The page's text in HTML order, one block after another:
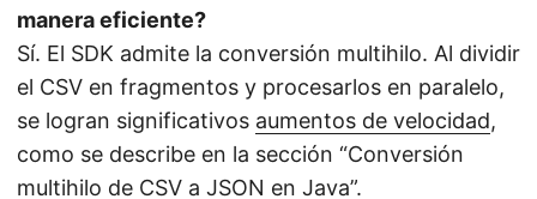
manera eficiente?
Sí. El SDK admite la conversión multihilo. Al dividir
el CSV en fragmentos y procesarlos en paralelo,
se logran significativos aumentos de velocidad,
como se describe en la sección “Conversión
multihilo de CSV a JSON en Java”.